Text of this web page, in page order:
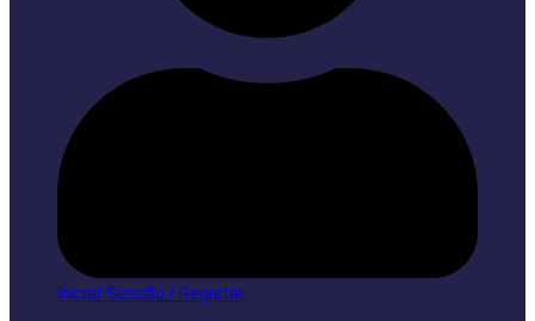
Iniciar Sessão / Registar